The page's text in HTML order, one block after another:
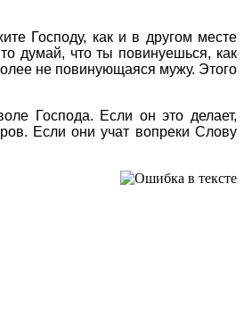
Господу, как и в другом месте
думай, что ты повинуешься, как
не повинующаяся мужу. Этого
Господа. Если он это делает,
Если они учат вопреки Слову